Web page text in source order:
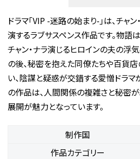
ドラマ「VIP -迷路の始まり-」は、チャ
演するラブサスペンス作品です。物語
チャン・ナラ演じるヒロインの夫の浮
の後、秘密を抱えた同僚たちや百貨
い、陰謀と疑惑が交錯する愛憎ドラマ
の作品は、人間関係の複雑さと秘密が
展開が魅力となっています。
制作国
作品カテゴリー